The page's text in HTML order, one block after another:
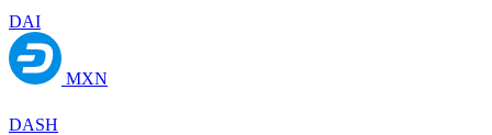
DAI
MXN
DASH